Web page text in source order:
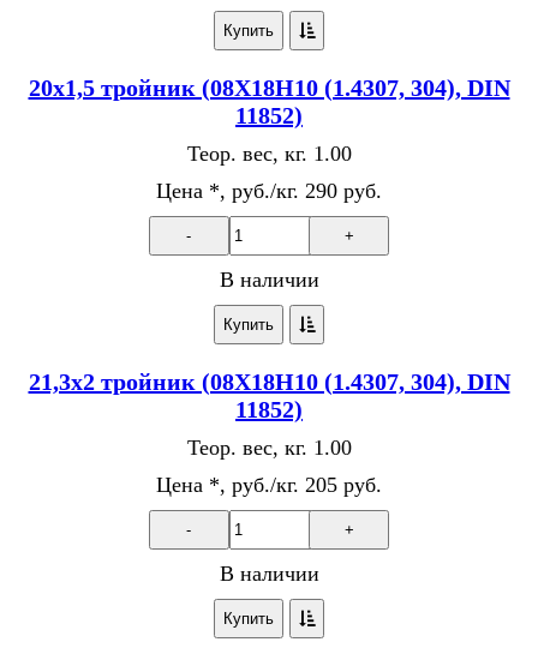
Купить
20х1,5 тройник (08Х18Н10 (1.4307, 304), DIN
11852)
Теор. вес, кг. 1.00
Цена *, руб./кг. 290 руб.
- +
В наличии
Купить
21,3х2 тройник (08Х18Н10 (1.4307, 304), DIN
11852)
Теор. вес, кг. 1.00
Цена *, руб./кг. 205 руб.
- +
В наличии
Купить